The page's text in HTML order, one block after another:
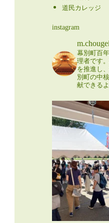
道民カレッジ
instagram
m.chougei
幕別町百
理者です
を推進し
別町の中
献できる